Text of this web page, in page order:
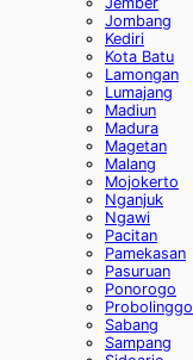
Jombang
Kediri
Kota Batu
Lamongan
Lumajang
Madiun
Madura
Magetan
Malang
Mojokerto
Nganjuk
Ngawi
Pacitan
Pamekasan
Pasuruan
Ponorogo
Probolinggo
Sabang
Sampang